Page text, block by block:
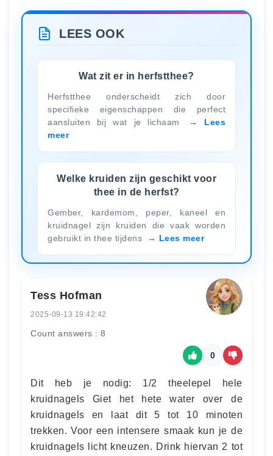
LEES OOK
Wat zit er in herfstthee?
Herfstthee onderscheidt zich door
specifieke eigenschappen die perfect
aansluiten bij wat je lichaam
Lees
meer
Welke kruiden zijn geschikt voor
thee in de herfst?
Gember, kardemom, peper, kaneel en
kruidnagel zijn kruiden die vaak worden
gebruikt in thee tijdens
Lees meer
Tess Hofman
2025-09-13 19:42:42
Count answers : 8
0
Dit heb je nodig: 1/2 theelepel hele
kruidnagels Giet het hete water over de
kruidnagels en laat dit 5 tot 10 minoten
trekken. Voor een intensere smaak kun je de
kruidnagels licht kneuzen. Drink hiervan 2 tot